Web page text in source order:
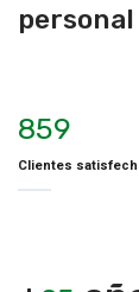
personal
1043
Clientes